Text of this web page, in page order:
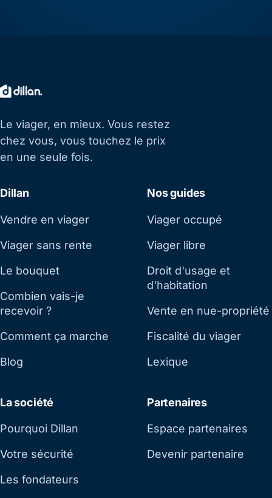
Le viager, en mieux. Vous restez
chez vous, vous touchez le prix
en une seule fois.
Dillan
Vendre en viager
Viager sans rente
Le bouquet
Combien vais-je
recevoir ?
Comment ça marche
Blog
Nos guides
Viager occupé
Viager libre
Droit d'usage et
d'habitation
Vente en nue-propriété
Fiscalité du viager
Lexique
La société
Pourquoi Dillan
Votre sécurité
Les fondateurs
Partenaires
Espace partenaires
Devenir partenaire